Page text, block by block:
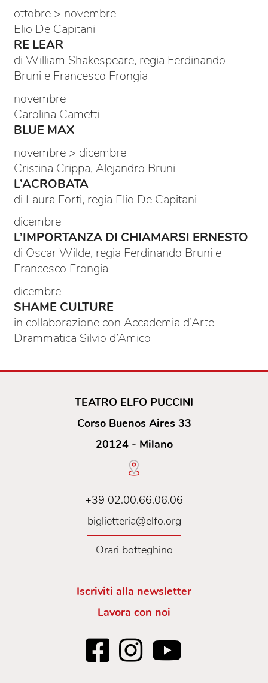
ottobre > novembre
Elio De Capitani
RE LEAR
di William Shakespeare, regia Ferdinando
Bruni e Francesco Frongia
novembre
Carolina Cametti
BLUE MAX
novembre > dicembre
Cristina Crippa, Alejandro Bruni
L’ACROBATA
di Laura Forti, regia Elio De Capitani
dicembre
L’IMPORTANZA DI CHIAMARSI ERNESTO
di Oscar Wilde, regia Ferdinando Bruni e
Francesco Frongia
dicembre
SHAME CULTURE
in collaborazione con Accademia d’Arte
Drammatica Silvio d’Amico
TEATRO ELFO PUCCINI
Corso Buenos Aires 33
20124 - Milano
+39 02.00.66.06.06
biglietteria@elfo.org
Orari botteghino
Iscriviti alla newsletter
Lavora con noi